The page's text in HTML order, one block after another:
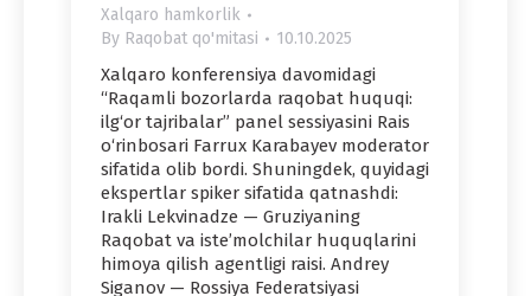
Xalqaro hamkorlik
By Raqobat qo'mitasi 10.10.2025
Xalqaro konferensiya davomidagi
“Raqamli bozorlarda raqobat huquqi:
ilg‘or tajribalar” panel sessiyasini Rais
o‘rinbosari Farrux Karabayev moderator
sifatida olib bordi. Shuningdek, quyidagi
ekspertlar spiker sifatida qatnashdi:
Irakli Lekvinadze — Gruziyaning
Raqobat va iste’molchilar huquqlarini
himoya qilish agentligi raisi. Andrey
Siganov — Rossiya Federatsiyasi